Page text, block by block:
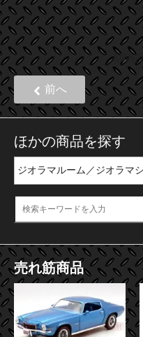
18商
前へ
ほかの商品を探す
売れ筋商品